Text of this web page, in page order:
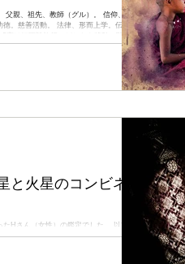
父親、祖先、教師（グル）。 信仰、宗
。慈善活動。 法律、形而上学。伝統。
3室は短距離旅行。どちらも移動に関係す
移動の軸」と呼ばれる。...
と火星のコンビネー
Hさん（女性）の鑑定でした。 以前に
をしましたが、不思議と遠方の方とのご
ご本人の許可を得ています）。...